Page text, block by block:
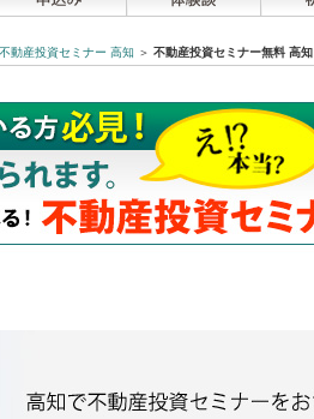
不動産投資セミナー 高知 ＞ 不動産投資セミナー無料 高知